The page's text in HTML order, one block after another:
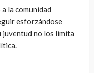
la comunidad
esforzándose
juventud no los limita